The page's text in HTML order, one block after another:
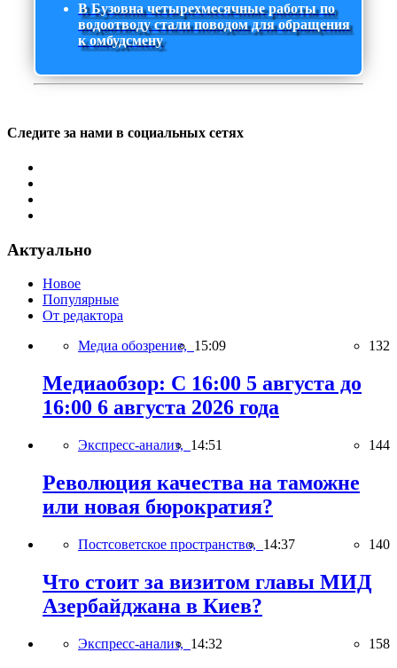
В Бузовна четырехмесячные работы по
водоотводу стали поводом для обращения
к омбудсмену
Следите за нами в социальных сетях
Актуально
Новое
Популярные
От редактора
Медиа обозрение, 15:09 132
Медиаобзор: С 16:00 5 августа до
16:00 6 августа 2026 года
Экспресс-анализ, 14:51 144
Революция качества на таможне
или новая бюрократия?
Постсоветское пространство, 14:37 140
Что стоит за визитом главы МИД
Азербайджана в Киев?
Экспресс-анализ, 14:32 158